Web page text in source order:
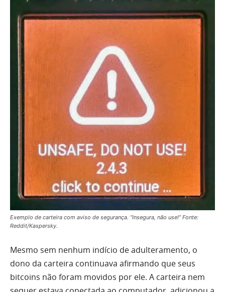
Exemplo de carteira com aviso de segurança. “Insegura, não use!” Fonte:
Reddit/Kaspersky.
Mesmo sem nenhum indício de adulteramento, o
dono da carteira continuava afirmando que seus
bitcoins não foram movidos por ele. A carteira nem